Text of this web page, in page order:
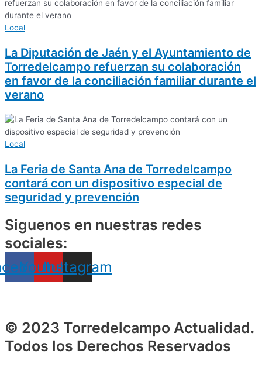
Local
La Diputación de Jaén y el Ayuntamiento de
Torredelcampo refuerzan su colaboración
en favor de la conciliación familiar durante el
verano
Local
La Feria de Santa Ana de Torredelcampo
contará con un dispositivo especial de
seguridad y prevención
Siguenos en nuestras redes
sociales:
Youtube
Instagram
© 2023 Torredelcampo Actualidad.
Todos los Derechos Reservados